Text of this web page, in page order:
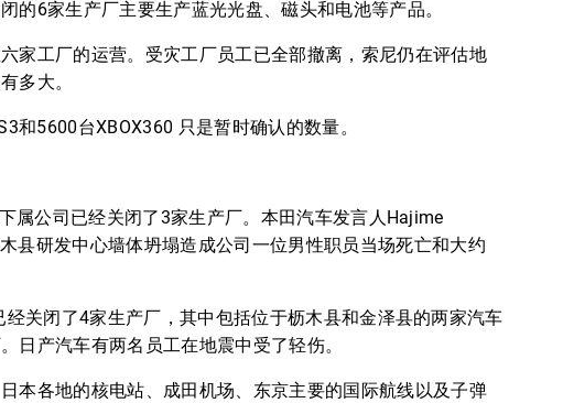
的6家生产厂主要生产蓝光光盘、磁头和电池等产品。
家工厂的运营。受灾工厂员工已全部撤离，索尼仍在评估地
多大。
和5600台XBOX360 只是暂时确认的数量。
属公司已经关闭了3家生产厂。本田汽车发言人Hajime
县研发中心墙体坍塌造成公司一位男性职员当场死亡和大约
关闭了4家生产厂，其中包括位于枥木县和金泽县的两家汽车
日产汽车有两名员工在地震中受了轻伤。
本各地的核电站、成田机场、东京主要的国际航线以及子弹